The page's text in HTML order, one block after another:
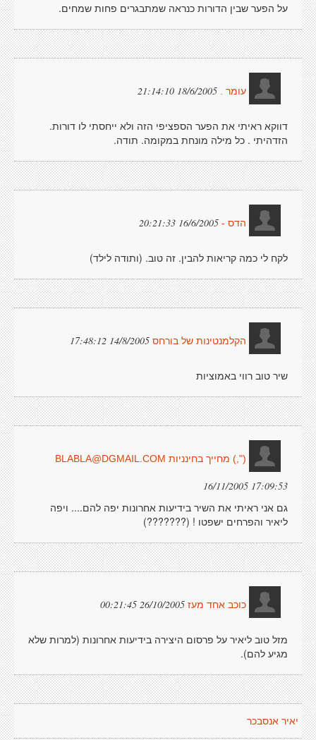
על הפער שבין הדורות כנראה שמתבגרים פחות שמחים.
עומר . 18/6/2005 21:14:10
דווקא ראיתי את הפער הספציפי הזה ולא ייחסתי לו דורות.
הזדהיתי . כל מילה מונחת במקומה. תודה.
הדס - 16/6/2005 20:21:33
לקח לי כמה קריאות להבין. זה טוב. (ותודה לילד)
הקלמנטינות של בורחס 14/8/2005 17:48:12
שיר טוב רווי באמוציות
(",) מחייך בחינניות BLABLA@DGMAIL.COM
16/11/2005 17:09:53
גם אני ראיתי את השיר בידיעות אחרונות יפה להם.... ויפה
ליאיר והפרחים ישפטו ! (???????)
כוכב אחד מעז 26/10/2005 00:21:45
מזל טוב ליאיר על פרסום היצירה בידיעות אחרונות (למרות שלא
מגיע להם).
יאיר אנסבכר